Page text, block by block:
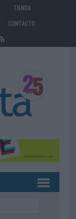
TIENDA
CONTACTO